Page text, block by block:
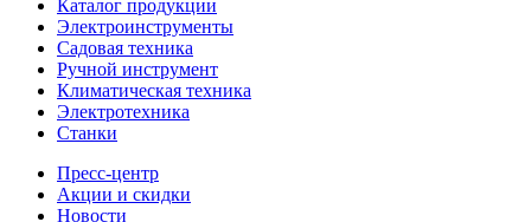
Каталог продукции
Электроинструменты
Садовая техника
Ручной инструмент
Климатическая техника
Электротехника
Станки
Пресс-центр
Акции и скидки
Новости